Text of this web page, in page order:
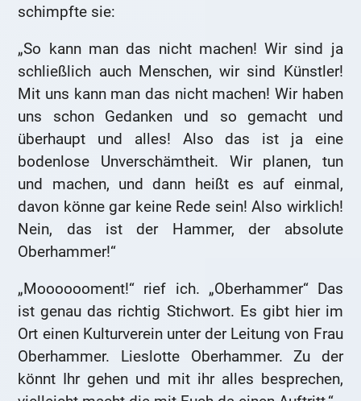
schimpfte sie:
„So kann man das nicht machen! Wir sind ja
schließlich auch Menschen, wir sind Künstler!
Mit uns kann man das nicht machen! Wir haben
uns schon Gedanken und so gemacht und
überhaupt und alles! Also das ist ja eine
bodenlose Unverschämtheit. Wir planen, tun
und machen, und dann heißt es auf einmal,
davon könne gar keine Rede sein! Also wirklich!
Nein, das ist der Hammer, der absolute
Oberhammer!“
„Mooooooment!“ rief ich. „Oberhammer“ Das
ist genau das richtig Stichwort. Es gibt hier im
Ort einen Kulturverein unter der Leitung von Frau
Oberhammer. Lieslotte Oberhammer. Zu der
könnt Ihr gehen und mit ihr alles besprechen,